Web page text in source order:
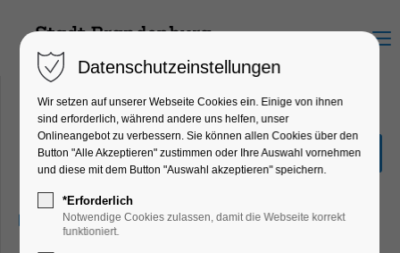
Menu
Mythos Maria
Ausstellung, Bildung, Vortrag
21.05.2026, 10:00–17:00
Datenschutzeinstellungen
Wir setzen auf unserer Webseite Cookies ein. Einige von ihnen
sind erforderlich, während andere uns helfen, unser
Onlineangebot zu verbessern. Sie können allen Cookies über den
Button "Alle Akzeptieren" zustimmen oder Ihre Auswahl vornehmen
und diese mit dem Button "Auswahl akzeptieren" speichern.
*Erforderlich
Notwendige Cookies zulassen, damit die Webseite korrekt
funktioniert.